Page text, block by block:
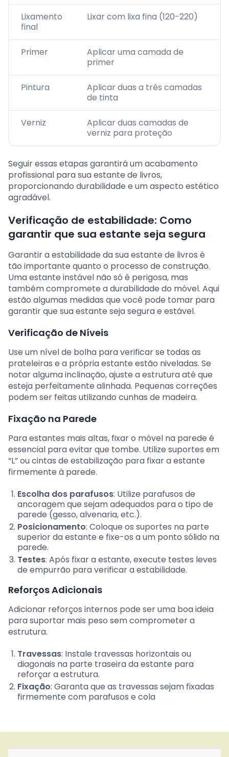
Lixamento
final
Lixar com lixa fina (120-220)
Primer
Aplicar uma camada de
primer
Pintura
Aplicar duas a três camadas
de tinta
Verniz
Aplicar duas camadas de
verniz para proteção
Seguir essas etapas garantirá um acabamento
profissional para sua estante de livros,
proporcionando durabilidade e um aspecto estético
agradável.
Verificação de estabilidade: Como
garantir que sua estante seja segura
Garantir a estabilidade da sua estante de livros é
tão importante quanto o processo de construção.
Uma estante instável não só é perigosa, mas
também compromete a durabilidade do móvel. Aqui
estão algumas medidas que você pode tomar para
garantir que sua estante seja segura e estável.
Verificação de Níveis
Use um nível de bolha para verificar se todas as
prateleiras e a própria estante estão niveladas. Se
notar alguma inclinação, ajuste a estrutura até que
esteja perfeitamente alinhada. Pequenas correções
podem ser feitas utilizando cunhas de madeira.
Fixação na Parede
Para estantes mais altas, fixar o móvel na parede é
essencial para evitar que tombe. Utilize suportes em
“L” ou cintas de estabilização para fixar a estante
firmemente à parede.
Escolha dos parafusos: Utilize parafusos de
ancoragem que sejam adequados para o tipo de
parede (gesso, alvenaria, etc.).
Posicionamento: Coloque os suportes na parte
superior da estante e fixe-os a um ponto sólido na
parede.
Testes: Após fixar a estante, execute testes leves
de empurrão para verificar a estabilidade.
Reforços Adicionais
Adicionar reforços internos pode ser uma boa ideia
para suportar mais peso sem comprometer a
estrutura.
Travessas: Instale travessas horizontais ou
diagonais na parte traseira da estante para
reforçar a estrutura.
Fixação: Garanta que as travessas sejam fixadas
firmemente com parafusos e cola